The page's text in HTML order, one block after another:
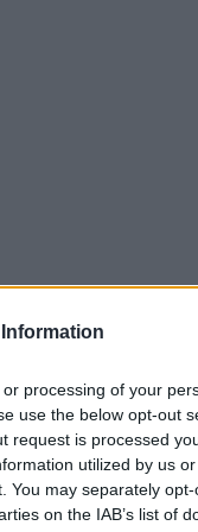
processing of your
use the below opt-out
request is processed
utilized by us
You may separately
on the IAB’s list of
riflessiva,
in questo